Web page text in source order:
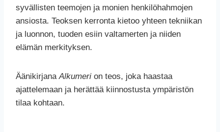
syvällisten teemojen ja monien henkilöhahmojen
ansiosta. Teoksen kerronta kietoo yhteen tekniikan
ja luonnon, tuoden esiin valtamerten ja niiden
elämän merkityksen.
ÄänikirjanaAlkumeri on teos, joka haastaa
ajattelemaan ja herättää kiinnostusta ympäristön
tilaa kohtaan.